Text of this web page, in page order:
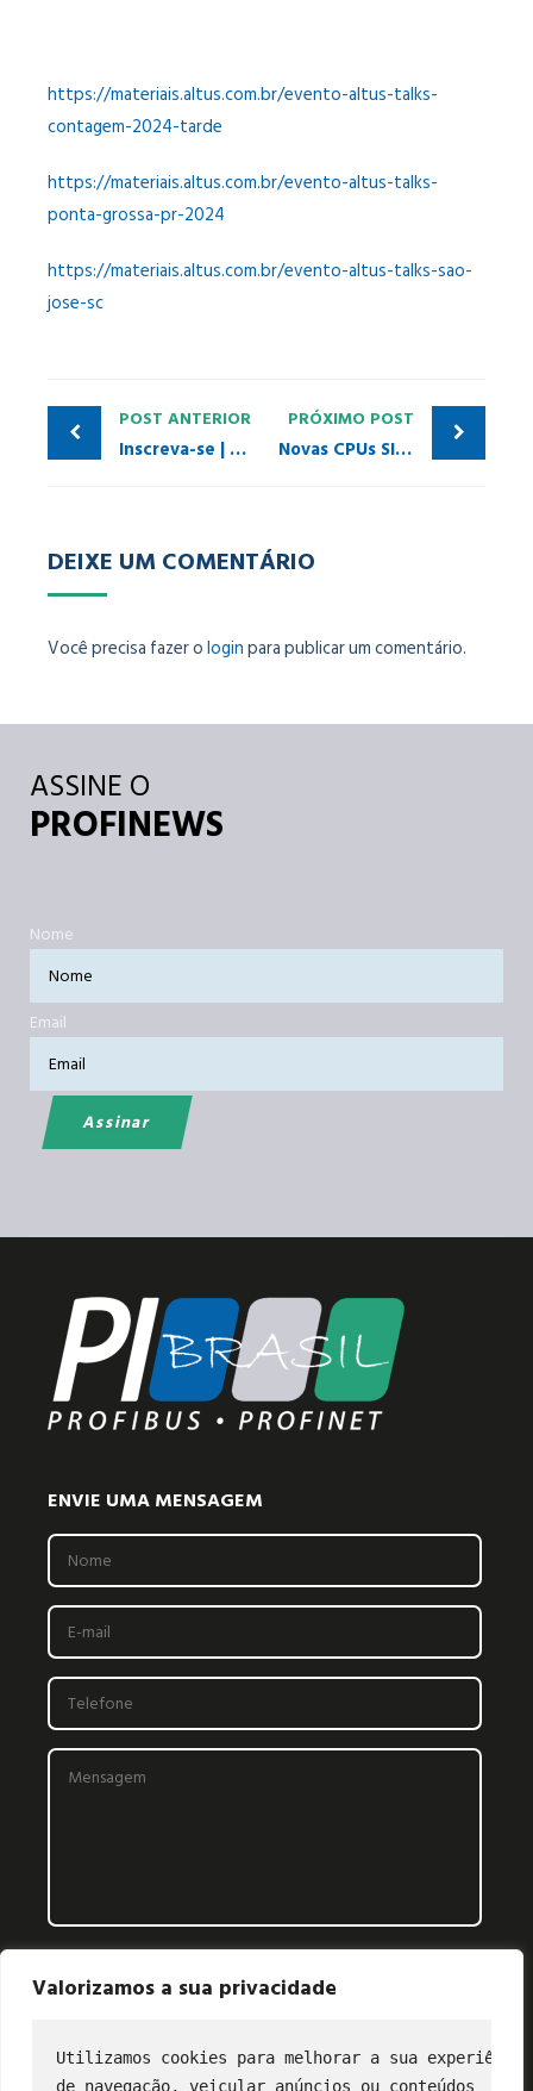
Valorizamos a sua privacidade
Utilizamos cookies para melhorar a sua experiência
de navegação, veicular anúncios ou conteúdos
https://materiais.altus.com.br/evento-altus-talks-
contagem-2024-tarde
https://materiais.altus.com.br/evento-altus-talks-
ponta-grossa-pr-2024
https://materiais.altus.com.br/evento-altus-talks-sao-
jose-sc
POST ANTERIOR
Inscreva-se | Treinamentos PI Brasil/PITCs
PRÓXIMO POST
Novas CPUs SIMATIC ET 200SP Open Controller no TIA Portal V19
DEIXE UM COMENTÁRIO
Você precisa fazer ologinpara publicar um comentário.
ASSINE O
PROFINEWS
Nome
Email
ENVIE UMA MENSAGEM